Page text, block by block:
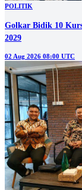
POLITIK
Golkar Bidik 10
2029
02 Aug 2026 08:00 UTC